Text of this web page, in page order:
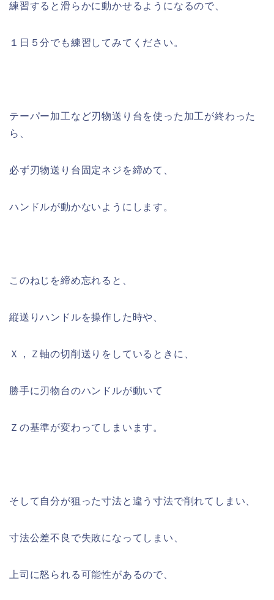
練習すると滑らかに動かせるようになるので、
１日５分でも練習してみてください。
テーパー加工など刃物送り台を使った加工が終わった
ら、
必ず刃物送り台固定ネジを締めて、
ハンドルが動かないようにします。
このねじを締め忘れると、
縦送りハンドルを操作した時や、
Ｘ，Ｚ軸の切削送りをしているときに、
勝手に刃物台のハンドルが動いて
Ｚの基準が変わってしまいます。
そして自分が狙った寸法と違う寸法で削れてしまい、
寸法公差不良で失敗になってしまい、
上司に怒られる可能性があるので、